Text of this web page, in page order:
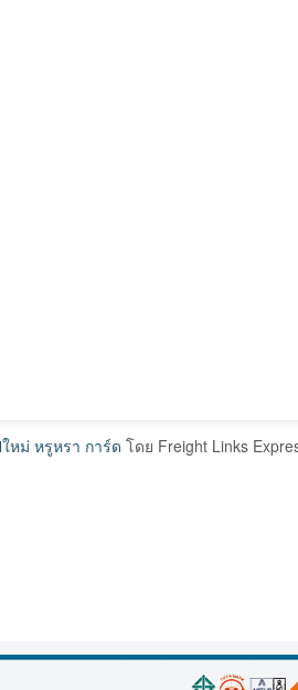
หม่ หรูหรา การ์ด โดย Freight Links